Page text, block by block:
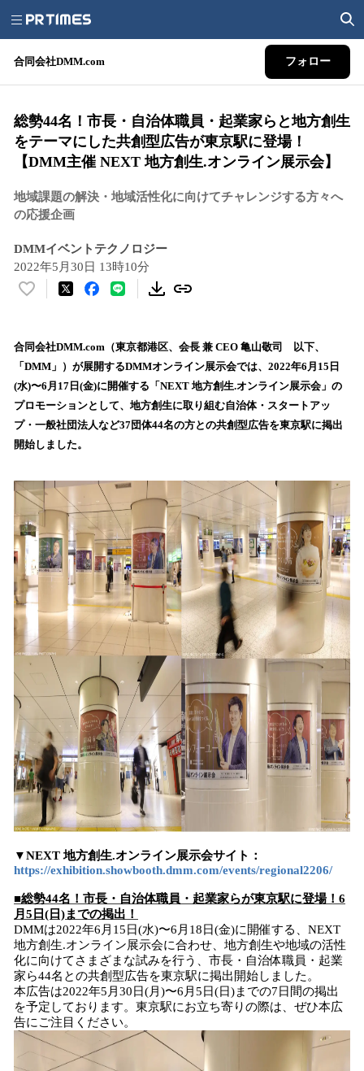
合同会社DMM.com フォロー
総勢44名！市長・自治体職員・起業家らと地方創生
をテーマにした共創型広告が東京駅に登場！
【DMM主催 NEXT 地方創生.オンライン展示会】
地域課題の解決・地域活性化に向けてチャレンジする方々へ
の応援企画
DMMイベントテクノロジー
2022年5月30日 13時10分
い
！
数
を
読
み
で
す
合同会社DMM.com（東京都港区、会長 兼 CEO 亀山敬司 以下、
「DMM」）が展開するDMMオンライン展示会では、2022年6月15日
(水)〜6月17日(金)に開催する「NEXT 地方創生.オンライン展示会」の
プロモーションとして、地方創生に取り組む自治体・スタートアッ
プ・一般社団法人など37団体44名の方との共創型広告を東京駅に掲出
開始しました。
▼NEXT 地方創生.オンライン展示会サイト：
https://exhibition.showbooth.dmm.com/events/regional2206/
■総勢44名！市長・自治体職員・起業家らが東京駅に登場！6
月5日(日)までの掲出！
DMMは2022年6月15日(水)〜6月18日(金)に開催する、NEXT
地方創生.オンライン展示会に合わせ、地方創生や地域の活性
化に向けてさまざまな試みを行う、市長・自治体職員・起業
家ら44名との共創型広告を東京駅に掲出開始しました。
本広告は2022年5月30日(月)〜6月5日(日)までの7日間の掲出
を予定しております。東京駅にお立ち寄りの際は、ぜひ本広
告にご注目ください。